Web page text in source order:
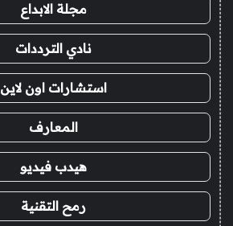
مجلة الابداع
نادي الترددات
استشارات اون لاين
المعارف
هيدب فيديو
رمح التقنية